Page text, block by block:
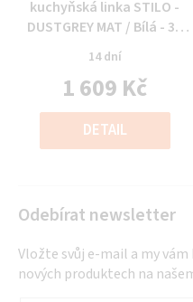
Průměrné
hodnocení
produktu
je
0,0
5
hvězdiček.
kuchyňská linka STILO -
DUSTGREY MAT / Bílá - 30
horní vys. (30 G-90 1F)
14 dní
1 609 Kč
Měrná
cena:
DETAIL
Odebírat newsletter
Vložte svůj e-mail a my
nových produktech na